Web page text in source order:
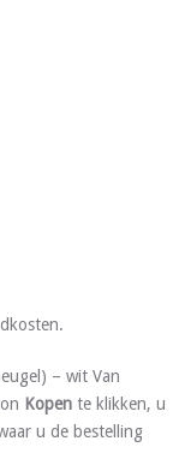
– wit Van
Kopente klikken, u
u de bestelling